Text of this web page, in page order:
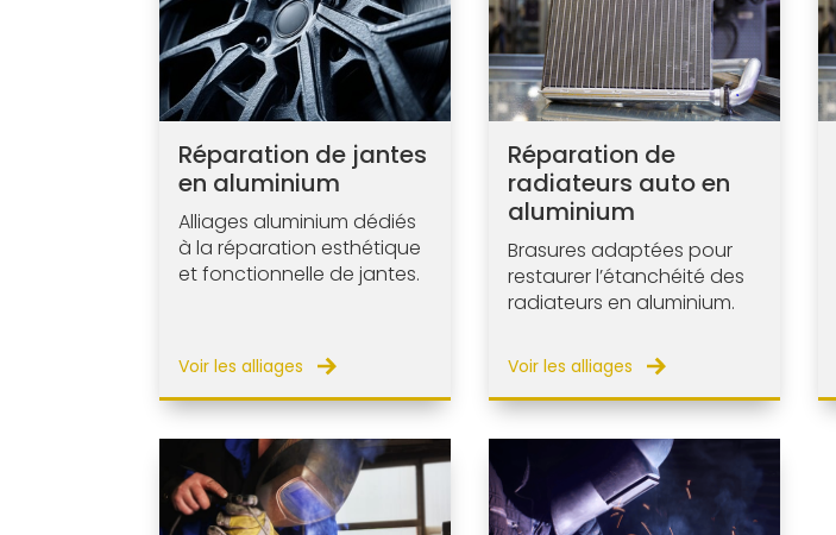
Réparation de jantes
en aluminium
Alliages aluminium dédiés
à la réparation esthétique
et fonctionnelle de jantes.
Voir les alliages
Réparation de
radiateurs auto en
aluminium
Brasures adaptées pour
restaurer l’étanchéité des
radiateurs en aluminium.
Voir les alliages